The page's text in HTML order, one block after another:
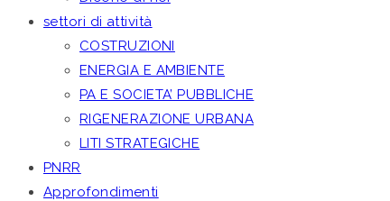
settori di attività
COSTRUZIONI
ENERGIA E AMBIENTE
PA E SOCIETA’ PUBBLICHE
RIGENERAZIONE URBANA
LITI STRATEGICHE
PNRR
Approfondimenti